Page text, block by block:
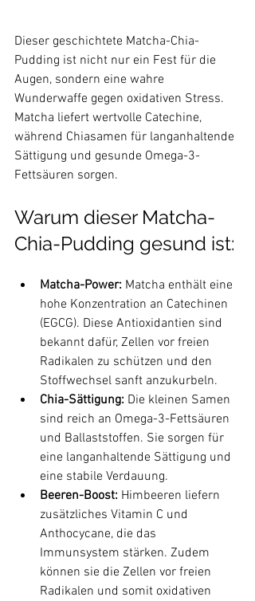
Dieser geschichtete Matcha-Chia-
Pudding ist nicht nur ein Fest für die
Augen, sondern eine wahre
Wunderwaffe gegen oxidativen Stress.
Matcha liefert wertvolle Catechine,
während Chiasamen für langanhaltende
Sättigung und gesunde Omega-3-
Fettsäuren sorgen.
Warum dieser Matcha-
Chia-Pudding gesund ist:
Matcha-Power: Matcha enthält eine
hohe Konzentration an Catechinen
(EGCG). Diese Antioxidantien sind
bekannt dafür, Zellen vor freien
Radikalen zu schützen und den
Stoffwechsel sanft anzukurbeln.
Chia-Sättigung: Die kleinen Samen
sind reich an Omega-3-Fettsäuren
und Ballaststoffen. Sie sorgen für
eine langanhaltende Sättigung und
eine stabile Verdauung.
Beeren-Boost: Himbeeren liefern
zusätzliches Vitamin C und
Anthocycane, die das
Immunsystem stärken. Zudem
können sie die Zellen vor freien
Radikalen und somit oxidativen